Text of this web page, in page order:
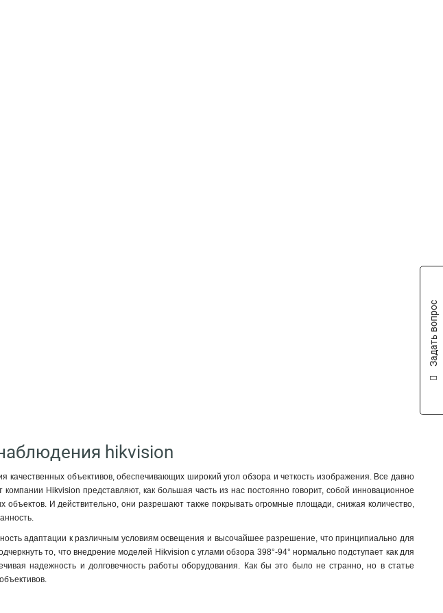
hikvision
объективов, обеспечивающих широкий угол обзора и четкость изображения. Все давно
Hikvision представляют, как большая часть из нас постоянно говорит, собой инновационное
объектов. И действительно, они разрешают также покрывать огромные площади, снижая количество,
адаптации к различным условиям освещения и высочайшее разрешение, что принципиально для
то, что внедрение моделей Hikvision с углами обзора 398°-94° нормально подступает как для
надежность и долговечность работы оборудования. Как бы это было не странно, но в статье
Задать вопрос